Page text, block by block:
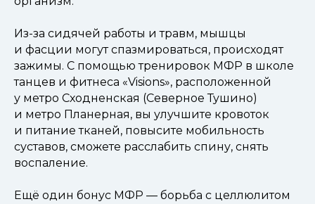
Из-за сидячей работы и травм, мышцы
и фасции могут спазмироваться, происходят
зажимы. С помощью тренировок МФР в школе
танцев и фитнеса «Visions», расположенной
у метро Сходненская (Северное Тушино)
и метро Планерная, вы улучшите кровоток
и питание тканей, повысите мобильность
суставов, сможете расслабить спину, снять
воспаление.
Ещё один бонус МФР — борьба с целлюлитом